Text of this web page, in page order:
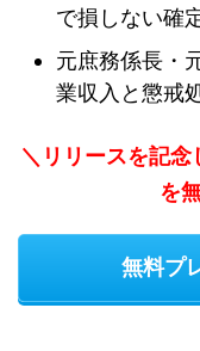
で損しない確
元庶務係長・
業収入と懲戒
＼リリースを記
を
無料プ